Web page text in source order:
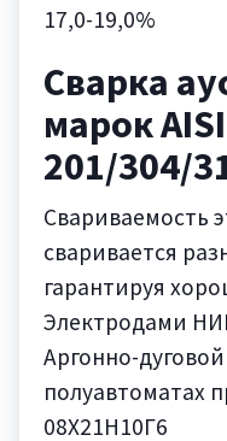
17,0-19,0%
Сварка
марок
201/304/
Свариваемость
сваривается
гарантируя
Электродами
Аргонно-
полуавтоматах
08Х21Н10Г6